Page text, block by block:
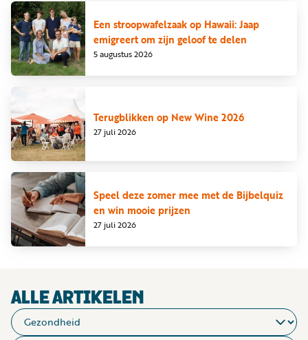
5 augustus 2026
Een stroopwafelzaak op Hawaii: Jaap
emigreert om zijn geloof te delen
27 juli 2026
Terugblikken op New Wine 2026
27 juli 2026
Speel deze zomer mee met de Bijbelquiz
en win mooie prijzen
ALLE ARTIKELEN
Steun
onze
missie
Info
Word
nu
vriend
Businessclub
Adverteren
Winkel
Privacy
reglement
Algemene